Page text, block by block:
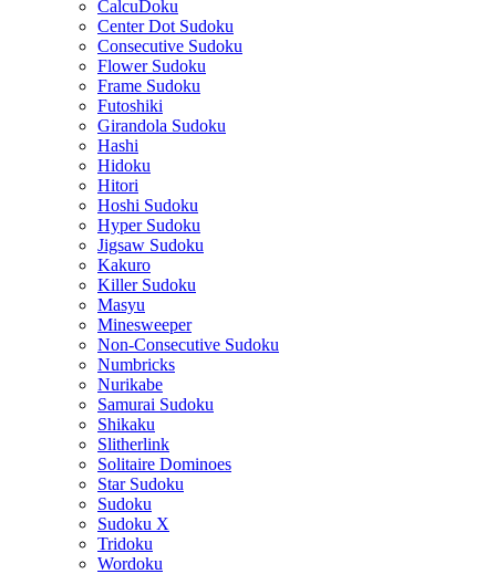
CalcuDoku
Center Dot Sudoku
Consecutive Sudoku
Flower Sudoku
Frame Sudoku
Futoshiki
Girandola Sudoku
Hashi
Hidoku
Hitori
Hoshi Sudoku
Hyper Sudoku
Jigsaw Sudoku
Kakuro
Killer Sudoku
Masyu
Minesweeper
Non-Consecutive Sudoku
Numbricks
Nurikabe
Samurai Sudoku
Shikaku
Slitherlink
Solitaire Dominoes
Star Sudoku
Sudoku
Sudoku X
Tridoku
Wordoku